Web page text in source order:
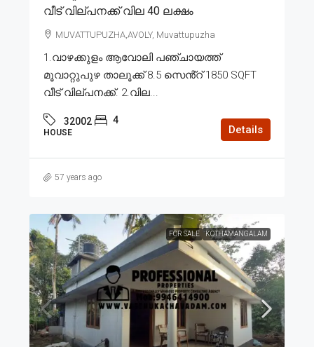
വീട് വില്പനക്ക് വില 40 ലക്ഷം
MUVATTUPUZHA,AVOLY, Muvattupuzha
1.വാഴക്കുളം ആവോലി പഞ്ചായത്ത്
മൂവാറ്റുപുഴ താലൂക്ക് 8.5 സെൻ്റ് 1850 SQFT
വീട് വില്പനക്ക്. 2.വില...
32002 4
HOUSE Details
57 years ago
FOR SALE KOTHAMANGALAM